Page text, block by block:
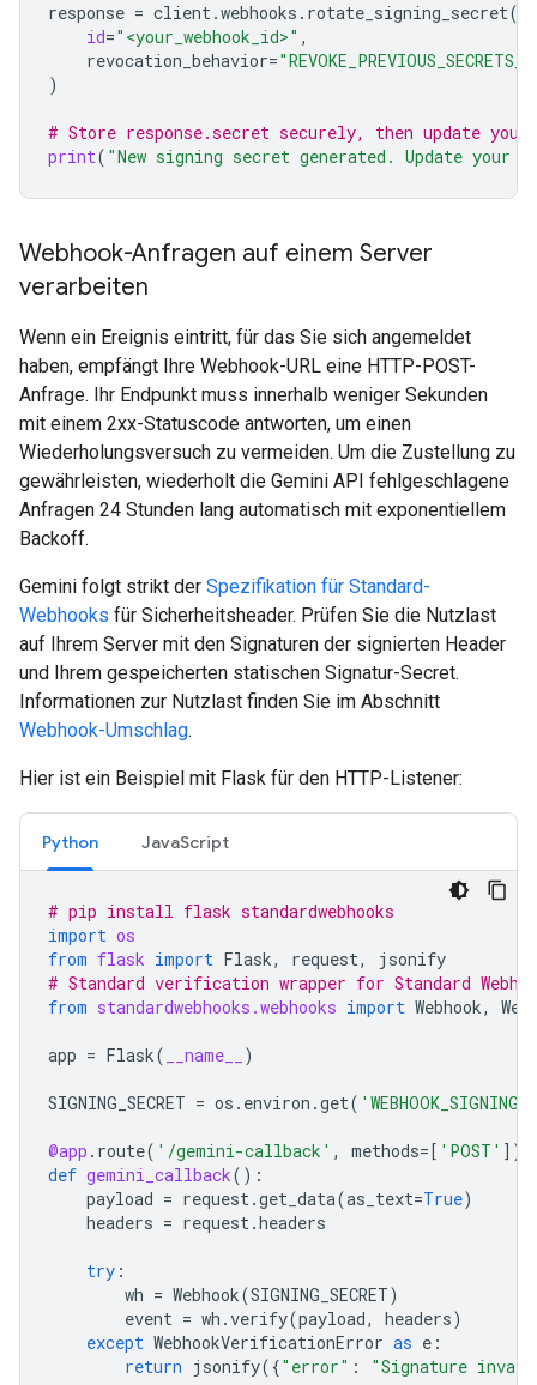
response = client.webhooks . rotate_signing_secret(
id="<your_webhook_id>" ,
revocation_behavior=
)
# Store response.secret securely, then update
print( "New signing secret generated. Update your
Webhook-Anfragen auf einem Server
verarbeiten
Wenn ein Ereignis eintritt, für das Sie sich angemeldet
haben, empfängt Ihre Webhook-URL eine HTTP-POST-
Anfrage. Ihr Endpunkt muss innerhalb weniger Sekunden
mit einem 2xx-Statuscode antworten, um einen
Wiederholungsversuch zu vermeiden. Um die Zustellung zu
gewährleisten, wiederholt die Gemini API fehlgeschlagene
Anfragen 24 Stunden lang automatisch mit exponentiellem
Backoff.
Gemini folgt strikt der Spezifikation für Standard-
Webhooks für Sicherheitsheader. Prüfen Sie die Nutzlast
auf Ihrem Server mit den Signaturen der signierten Header
und Ihrem gespeicherten statischen Signatur-Secret.
Informationen zur Nutzlast finden Sie im Abschnitt
Webhook-Umschlag.
Hier ist ein Beispiel mit Flask für den HTTP-Listener:
Python JavaScript
# pip install flask standardwebhooks
import os
from flask import Flask, request,
jsonify
# Standard verification wrapper for Standard
from standardwebhooks.webhooks import Webhook,
app = Flask( __name__ )
SIGNING_SECRET = os . environ .get(
@app . route( '/gemini-callback' , methods=[ 'POST' ])
def gemini_callback():
payload = request.get_data(as_text=True)
headers = request.headers
try :
wh = Webhook(SIGNING_SECRET)
event = wh .verify(payload, headers)
except WebhookVerificationError as e :
return jsonify({"error" : "Signature